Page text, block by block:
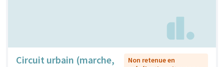
Circuit urbain (marche,
Non retenue en